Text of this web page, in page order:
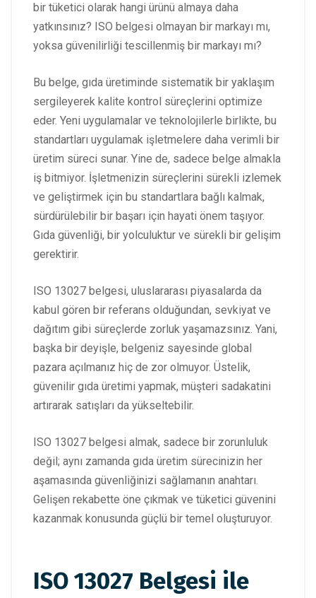
bir tüketici olarak hangi ürünü almaya daha
yatkınsınız? ISO belgesi olmayan bir markayı mı,
yoksa güvenilirliği tescillenmiş bir markayı mı?
Bu belge, gıda üretiminde sistematik bir yaklaşım
sergileyerek kalite kontrol süreçlerini optimize
eder. Yeni uygulamalar ve teknolojilerle birlikte, bu
standartları uygulamak işletmelere daha verimli bir
üretim süreci sunar. Yine de, sadece belge almakla
iş bitmiyor. İşletmenizin süreçlerini sürekli izlemek
ve geliştirmek için bu standartlara bağlı kalmak,
sürdürülebilir bir başarı için hayati önem taşıyor.
Gıda güvenliği, bir yolculuktur ve sürekli bir gelişim
gerektirir.
ISO 13027 belgesi, uluslararası piyasalarda da
kabul gören bir referans olduğundan, sevkiyat ve
dağıtım gibi süreçlerde zorluk yaşamazsınız. Yani,
başka bir deyişle, belgeniz sayesinde global
pazara açılmanız hiç de zor olmuyor. Üstelik,
güvenilir gıda üretimi yapmak, müşteri sadakatini
artırarak satışları da yükseltebilir.
ISO 13027 belgesi almak, sadece bir zorunluluk
değil; aynı zamanda gıda üretim sürecinizin her
aşamasında güvenliğinizi sağlamanın anahtarı.
Gelişen rekabette öne çıkmak ve tüketici güvenini
kazanmak konusunda güçlü bir temel oluşturuyor.
ISO 13027 Belgesi ile